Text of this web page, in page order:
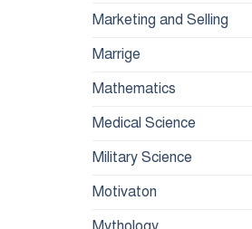
Marketing and Selling
Marrige
Mathematics
Medical Science
Military Science
Motivaton